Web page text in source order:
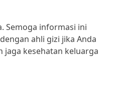
Semoga informasi ini
ahli gizi jika Anda
jaga kesehatan keluarga